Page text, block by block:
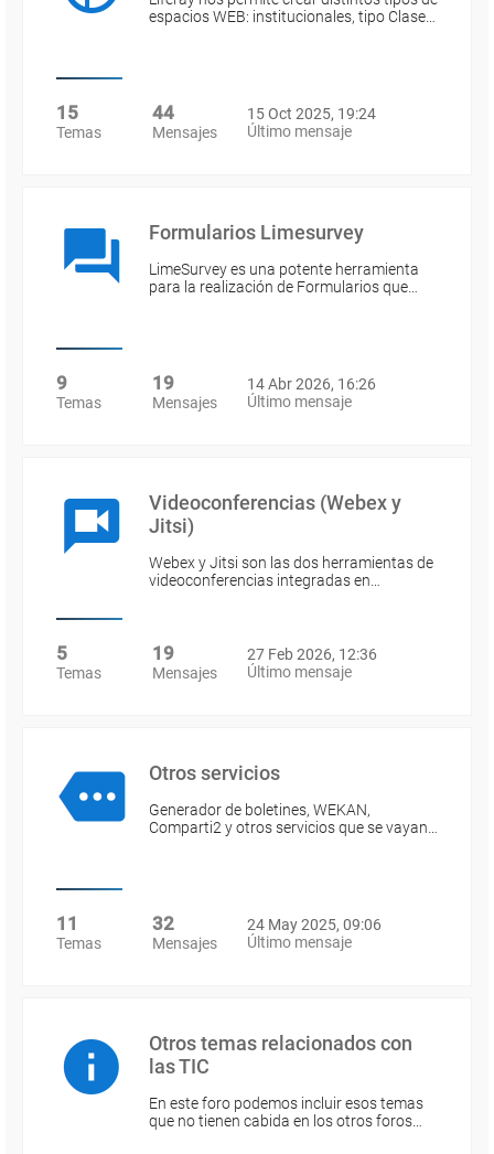
espacios WEB: institucionales, tipo Clase…
15
Temas
44
Mensajes
15 Oct 2025, 19:24
Último mensaje
Formularios Limesurvey
LimeSurvey es una potente herramienta
para la realización de Formularios que…
9
Temas
19
Mensajes
14 Abr 2026, 16:26
Último mensaje
Videoconferencias (Webex y
Jitsi)
Webex y Jitsi son las dos herramientas de
videoconferencias integradas en…
5
Temas
19
Mensajes
27 Feb 2026, 12:36
Último mensaje
Otros servicios
Generador de boletines, WEKAN,
Comparti2 y otros servicios que se vayan…
11
Temas
32
Mensajes
24 May 2025, 09:06
Último mensaje
Otros temas relacionados con
las TIC
En este foro podemos incluir esos temas
que no tienen cabida en los otros foros…